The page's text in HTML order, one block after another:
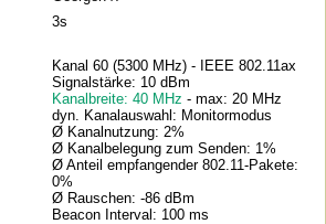
3s
Kanal 60 (5300 MHz) - IEEE 802.11ax
Signalstärke: 10 dBm
Kanalbreite: 40 MHz- max: 20 MHz
dyn. Kanalauswahl: Monitormodus
Ø Kanalnutzung: 2%
Ø Kanalbelegung zum Senden: 1%
Ø Anteil empfangender 802.11-Pakete:
0%
Ø Rauschen: -86 dBm
Beacon Interval: 100 ms